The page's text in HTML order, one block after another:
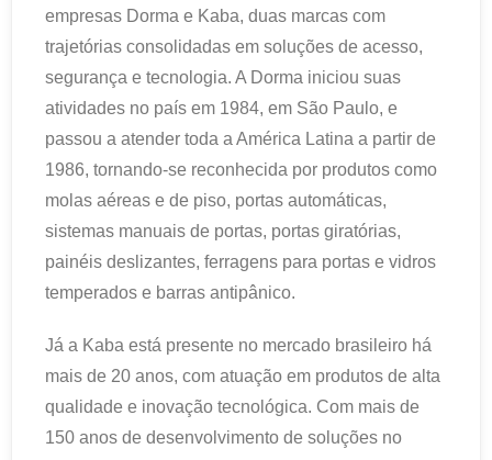
empresas Dorma e Kaba, duas marcas com
trajetórias consolidadas em soluções de acesso,
segurança e tecnologia. A Dorma iniciou suas
atividades no país em 1984, em São Paulo, e
passou a atender toda a América Latina a partir de
1986, tornando-se reconhecida por produtos como
molas aéreas e de piso, portas automáticas,
sistemas manuais de portas, portas giratórias,
painéis deslizantes, ferragens para portas e vidros
temperados e barras antipânico.
Já a Kaba está presente no mercado brasileiro há
mais de 20 anos, com atuação em produtos de alta
qualidade e inovação tecnológica. Com mais de
150 anos de desenvolvimento de soluções no